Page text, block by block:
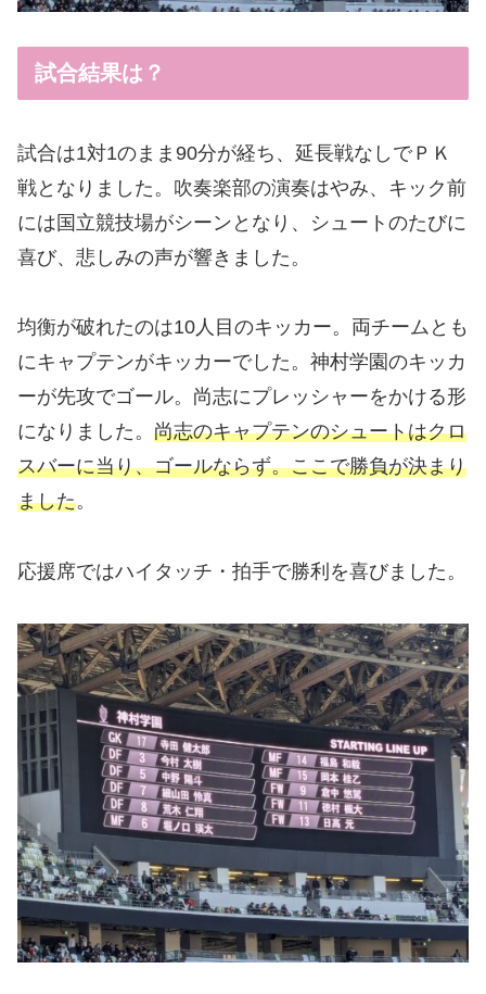
試合結果は？
試合は1対1のまま90分が経ち、延長戦なしでＰＫ
戦となりました。吹奏楽部の演奏はやみ、キック前
には国立競技場がシーンとなり、シュートのたびに
喜び、悲しみの声が響きました。
均衡が破れたのは10人目のキッカー。両チームとも
にキャプテンがキッカーでした。神村学園のキッカ
ーが先攻でゴール。尚志にプレッシャーをかける形
になりました。 尚志のキャプテンのシュートはクロ
スバーに当り、ゴールならず。ここで勝負が決まり
ました。
応援席ではハイタッチ・拍手で勝利を喜びました。